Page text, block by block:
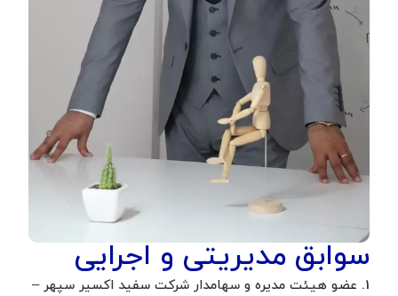
سوابق مدیریتی و اجرایی
1. عضو هیئت مدیره و سهامدار شرکت سفید اکسیر سپهر –